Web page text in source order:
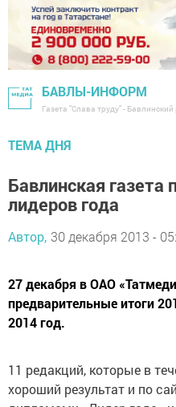
БАВЛЫ-ИНФОРМ
Газета "Слава труду" -
ТЕМА ДНЯ
Бавлинская газета
лидеров года
Автор, 30 декабря 2013 -
27 декабря в ОАО
предварительные итоги
2014 год.
11 редакций, которые в
хороший результат и по